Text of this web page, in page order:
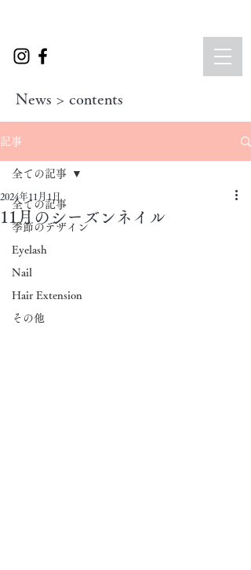
News > contents
記事
全ての記事
季節のデザイン
Eyelash
Nail
Hair Extension
その他
全ての記事
11月のシーズンネイル
2024年11月1日